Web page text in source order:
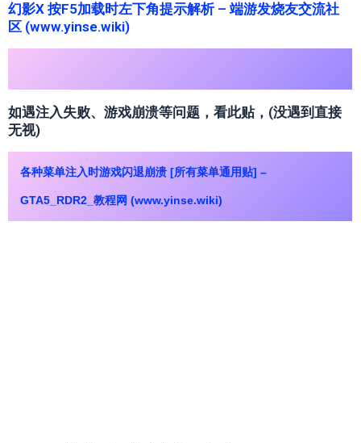
幻影X 按F5加载时左下角提示解析 – 端游发烧友交流社
区 (www.yinse.wiki)
如遇注入失败、游戏崩溃等问题，看此贴，(没遇到直接
无视)
各种菜单注入时游戏闪退崩溃 [所有菜单通用贴] –
GTA5_RDR2_教程网 (www.yinse.wiki)